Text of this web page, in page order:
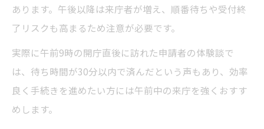
あります。午後以降は来庁者が増え、順番待ちや受付終
了リスクも高まるため注意が必要です。
実際に午前9時の開庁直後に訪れた申請者の体験談で
は、待ち時間が30分以内で済んだという声もあり、効率
良く手続きを進めたい方には午前中の来庁を強くおすす
めします。